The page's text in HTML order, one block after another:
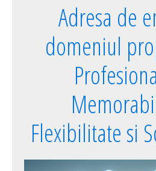
Adresa de
domeniul
Flexibilitate si